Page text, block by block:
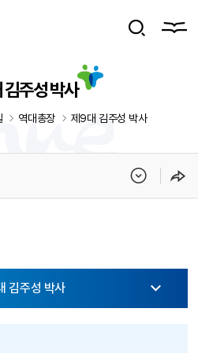
주성 박사
역대총장 제9대 김주성 박사
김주성 박사